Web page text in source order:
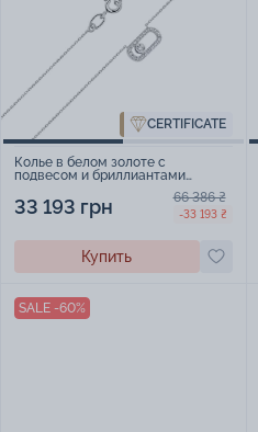
CERTIFICATE
Колье в белом золоте с
подвесом и бриллиантами
33 193 грн 66 386 ₴
-33 193 ₴
Купить
SALE -60%